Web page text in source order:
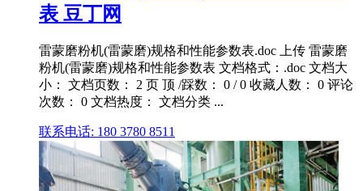
表 豆丁网
雷蒙磨粉机(雷蒙磨)规格和性能参数表.doc 上传 雷蒙磨
粉机(雷蒙磨)规格和性能参数表 文档格式：.doc 文档大
小： 文档页数： 2 页 顶 /踩数： 0 / 0 收藏人数： 0 评论
次数： 0 文档热度： 文档分类 ...
联系电话: 180 3780 8511